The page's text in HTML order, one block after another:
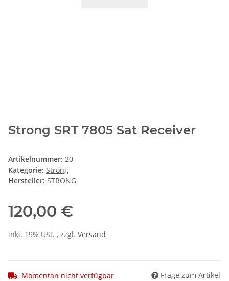
Strong SRT 7805 Sat Receiver
Artikelnummer: 20
Kategorie: Strong
Hersteller: STRONG
120,00 €
inkl. 19% USt. , zzgl. Versand
Momentan nicht verfügbar Frage zum Artikel